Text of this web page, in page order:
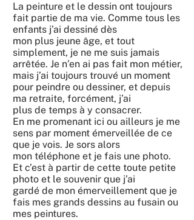
La peinture et le dessin ont toujours
fait partie de ma vie. Comme tous les
enfants j’ai dessiné dès
mon plus jeune âge, et tout
simplement, je ne me suis jamais
arrêtée. Je n’en ai pas fait mon métier,
mais j’ai toujours trouvé un moment
pour peindre ou dessiner, et depuis
ma retraite, forcément, j’ai
plus de temps à y consacrer.
En me promenant ici ou ailleurs je me
sens par moment émerveillée de ce
que je vois. Je sors alors
mon téléphone et je fais une photo.
Et c’est à partir de cette toute petite
photo et le souvenir que j’ai
gardé de mon émerveillement que je
fais mes grands dessins au fusain ou
mes peintures.